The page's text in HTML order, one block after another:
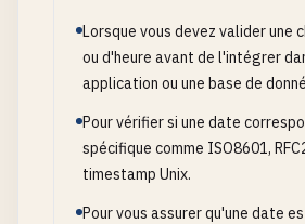
Lorsque vous devez valider une
ou d'heure avant de l'intégrer
application ou une base de
Pour vérifier si une date
spécifique comme ISO8601,
timestamp Unix.
Pour vous assurer qu'une date